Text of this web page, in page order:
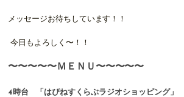
メッセージお待ちしています！！
今日もよろしく〜！！
〜〜〜〜〜ＭＥＮＵ〜〜〜〜〜
4時台 「はぴねすくらぶラジオショッピング」